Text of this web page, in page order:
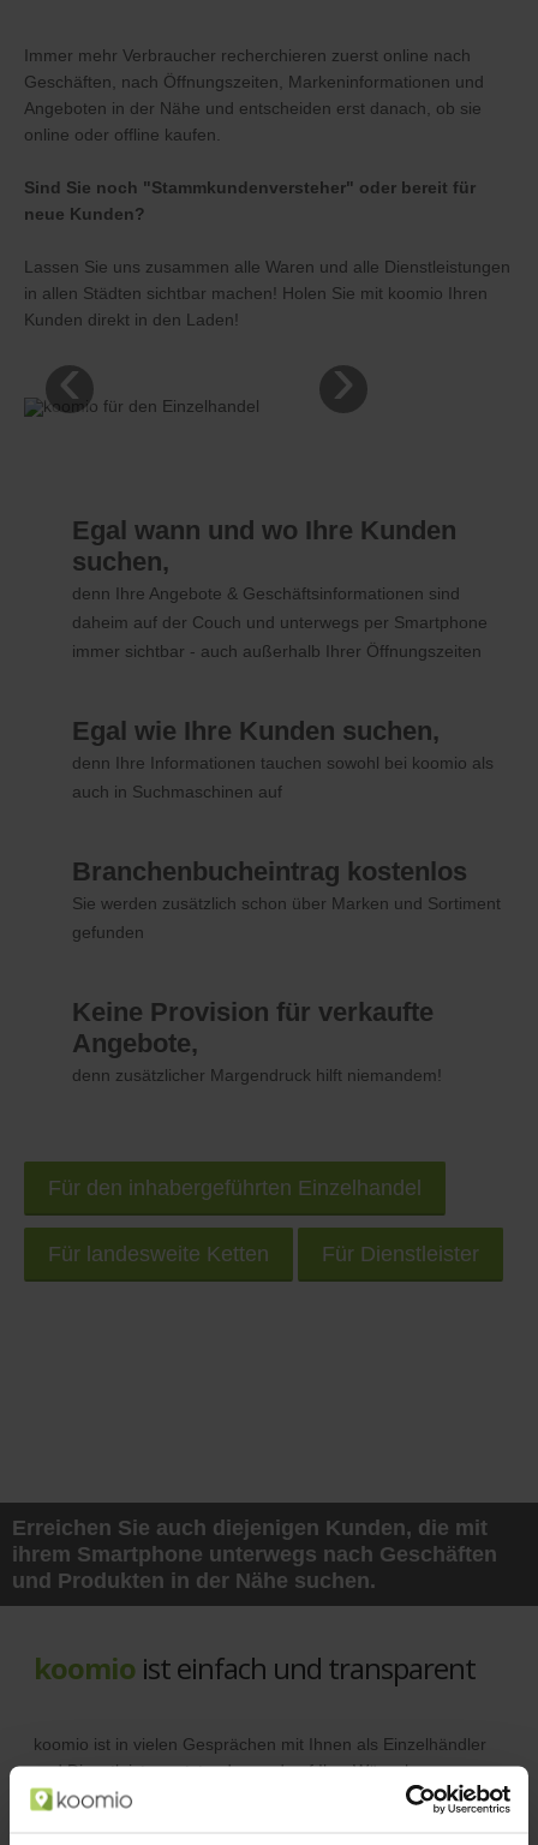
Immer mehr Verbraucher recherchieren zuerst online nach
Geschäften, nach Öffnungszeiten, Markeninformationen und
Angeboten in der Nähe und entscheiden erst danach, ob sie
online oder offline kaufen.
Sind Sie noch "Stammkundenversteher" oder bereit für
neue Kunden?
Lassen Sie uns zusammen alle Waren und alle Dienstleistungen
in allen Städten sichtbar machen! Holen Sie mit koomio Ihren
Kunden direkt in den Laden!
‹ ›
Egal wann und wo Ihre Kunden
suchen,
denn Ihre Angebote & Geschäftsinformationen sind
daheim auf der Couch und unterwegs per Smartphone
immer sichtbar - auch außerhalb Ihrer Öffnungszeiten
Egal wie Ihre Kunden suchen,
denn Ihre Informationen tauchen sowohl bei koomio als
auch in Suchmaschinen auf
Branchenbucheintrag kostenlos
Sie werden zusätzlich schon über Marken und Sortiment
gefunden
Keine Provision für verkaufte
Angebote,
denn zusätzlicher Margendruck hilft niemandem!
Für den inhabergeführten Einzelhandel
Für landesweite Ketten Für Dienstleister
Erreichen Sie auch diejenigen Kunden, die mit
ihrem Smartphone unterwegs nach Geschäften
und Produkten in der Nähe suchen.
koomio ist einfach und transparent
koomio ist in vielen Gesprächen mit Ihnen als Einzelhändler
und Dienstleister entstanden und auf Ihre Wünsche
abgestimmt.